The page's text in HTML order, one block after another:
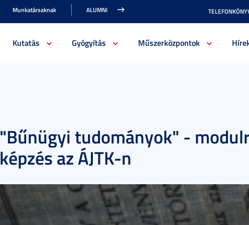
Munkatársaknak ALUMNI
Kutatás Gyógyítás Műszerközpontok
"Bűnügyi tudományok" -
képzés az ÁJTK-n